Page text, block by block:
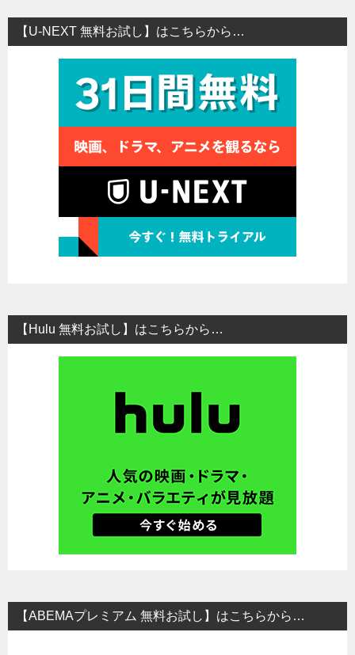
【U-NEXT 無料お試し】はこちらから…
【Hulu 無料お試し】はこちらから…
【ABEMAプレミアム 無料お試し】はこちらから…